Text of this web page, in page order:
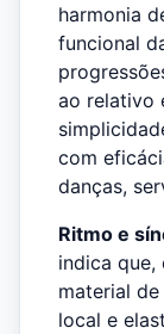
harmonia
funcional
ao relativo
com
danças,
Ritmo e
indica que,
material
local e